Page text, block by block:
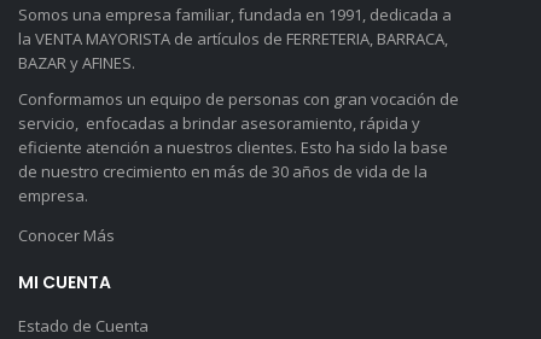
Somos una empresa familiar, fundada en 1991, dedicada a
la VENTA MAYORISTA de artículos de FERRETERIA, BARRACA,
BAZAR y AFINES.
Conformamos un equipo de personas con gran vocación de
servicio, enfocadas a brindar asesoramiento, rápida y
eficiente atención a nuestros clientes. Esto ha sido la base
de nuestro crecimiento en más de 30 años de vida de la
empresa.
Conocer Más
MI CUENTA
Estado de Cuenta